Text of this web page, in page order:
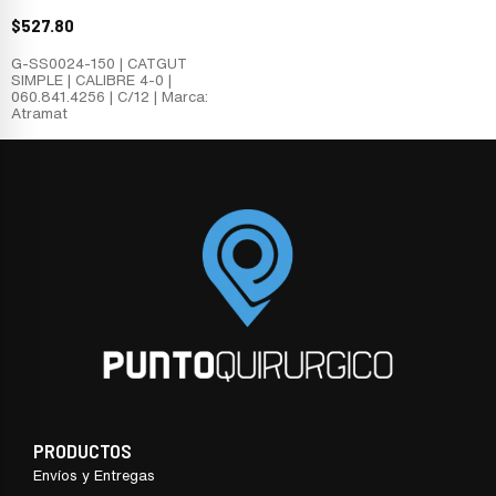
$527.80
G-SS0024-150 | CATGUT
SIMPLE | CALIBRE 4-0 |
060.841.4256 | C/12 | Marca:
Atramat
PRODUCTOS
Envíos y Entregas